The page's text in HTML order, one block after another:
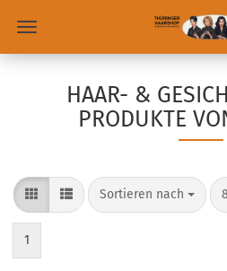
HAAR- &
PRODUKTE
Sortieren nach
1